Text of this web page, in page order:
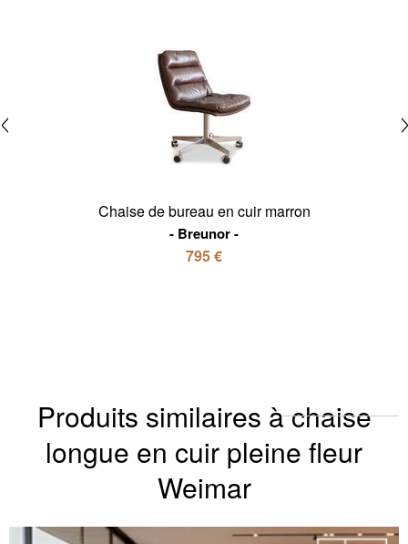
Chaise de bureau en cuir marron
Breunor
795 €
Produits similaires à chaise
longue en cuir pleine fleur
Weimar